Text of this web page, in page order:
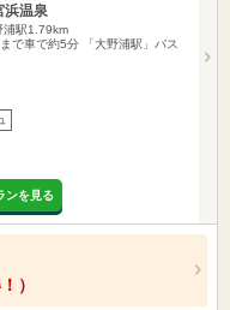
浜温泉
浦駅1.79km
で車で約5分 「大野浦駅」バス
ンを見る
）